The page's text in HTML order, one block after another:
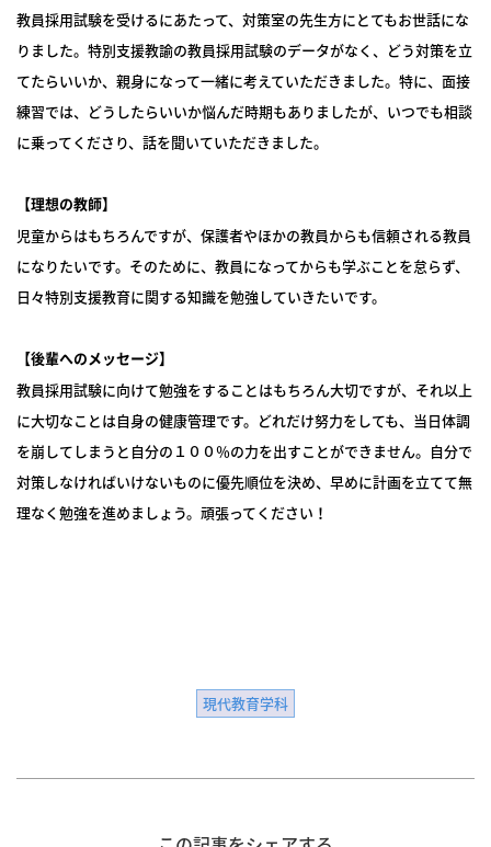
教員採用試験を受けるにあたって、対策室の先生方にとてもお世話にな
りました。特別支援教諭の教員採用試験のデータがなく、どう対策を立
てたらいいか、親身になって一緒に考えていただきました。特に、面接
練習では、どうしたらいいか悩んだ時期もありましたが、いつでも相談
に乗ってくださり、話を聞いていただきました。
【理想の教師】
児童からはもちろんですが、保護者やほかの教員からも信頼される教員
になりたいです。そのために、教員になってからも学ぶことを怠らず、
日々特別支援教育に関する知識を勉強していきたいです。
【後輩へのメッセージ】
教員採用試験に向けて勉強をすることはもちろん大切ですが、それ以上
に大切なことは自身の健康管理です。どれだけ努力をしても、当日体調
を崩してしまうと自分の１００％の力を出すことができません。自分で
対策しなければいけないものに優先順位を決め、早めに計画を立てて無
理なく勉強を進めましょう。頑張ってください！
現代教育学科